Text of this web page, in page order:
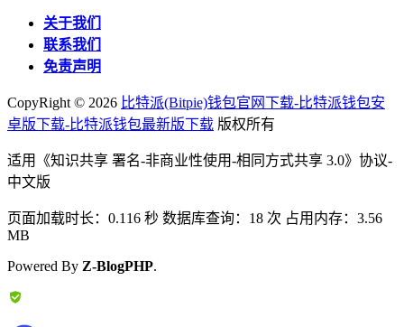
关于我们
联系我们
免责声明
CopyRight © 2026 比特派(Bitpie)钱包官网下载-比特派钱包安
卓版下载-比特派钱包最新版下载 版权所有
适用《知识共享 署名-非商业性使用-相同方式共享 3.0》协议-
中文版
页面加载时长：0.116 秒 数据库查询：18 次 占用内存：3.56
MB
Powered By Z-BlogPHP.